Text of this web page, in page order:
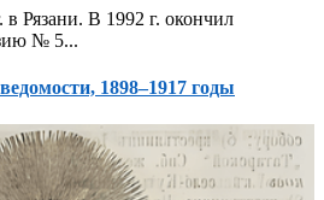
в Рязани. В 1992 г. окончил
№ 5...
1898–1917 годы